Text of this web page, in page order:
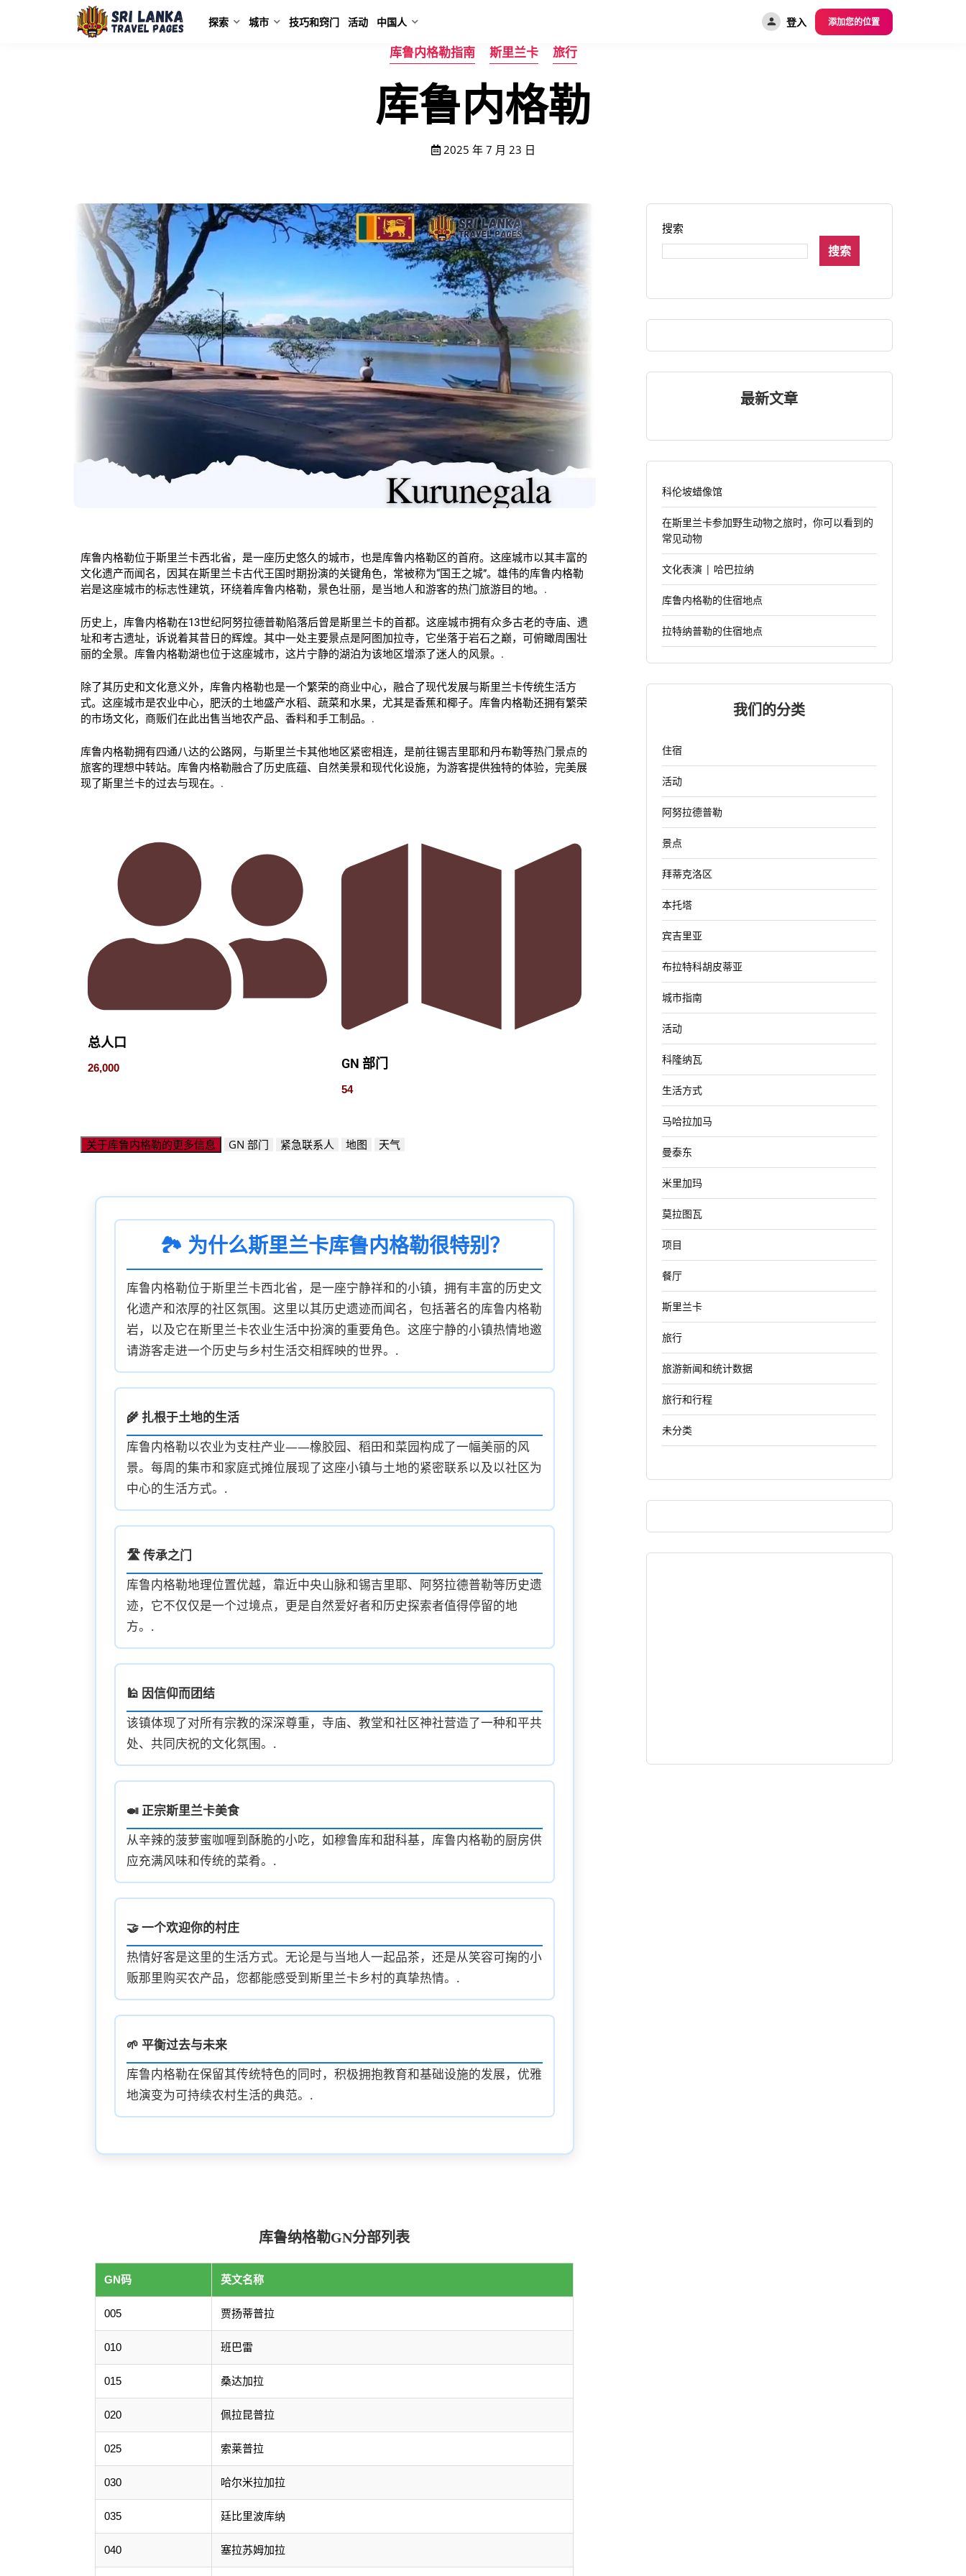
探索 城市 技巧和窍门 活动 中国人 登入 添加您的位置
库鲁内格勒指南 斯里兰卡 旅行
库鲁内格勒
2025 年 7 月 23 日
库鲁内格勒位于斯里兰卡西北省，是一座历史悠久的城市，也是库鲁内格勒区的首府。这座城市以其丰富的
文化遗产而闻名，因其在斯里兰卡古代王国时期扮演的关键角色，常被称为“国王之城”。雄伟的库鲁内格勒
岩是这座城市的标志性建筑，环绕着库鲁内格勒，景色壮丽，是当地人和游客的热门旅游目的地。.
历史上，库鲁内格勒在13世纪阿努拉德普勒陷落后曾是斯里兰卡的首都。这座城市拥有众多古老的寺庙、遗
址和考古遗址，诉说着其昔日的辉煌。其中一处主要景点是阿图加拉寺，它坐落于岩石之巅，可俯瞰周围壮
丽的全景。库鲁内格勒湖也位于这座城市，这片宁静的湖泊为该地区增添了迷人的风景。.
除了其历史和文化意义外，库鲁内格勒也是一个繁荣的商业中心，融合了现代发展与斯里兰卡传统生活方
式。这座城市是农业中心，肥沃的土地盛产水稻、蔬菜和水果，尤其是香蕉和椰子。库鲁内格勒还拥有繁荣
的市场文化，商贩们在此出售当地农产品、香料和手工制品。.
库鲁内格勒拥有四通八达的公路网，与斯里兰卡其他地区紧密相连，是前往锡吉里耶和丹布勒等热门景点的
旅客的理想中转站。库鲁内格勒融合了历史底蕴、自然美景和现代化设施，为游客提供独特的体验，完美展
现了斯里兰卡的过去与现在。.
总人口
26,000 GN 部门
54
关于库鲁内格勒的更多信息 GN 部门 紧急联系人 地图 天气
🏞️ 为什么斯里兰卡库鲁内格勒很特别？
库鲁内格勒位于斯里兰卡西北省，是一座宁静祥和的小镇，拥有丰富的历史文
化遗产和浓厚的社区氛围。这里以其历史遗迹而闻名，包括著名的库鲁内格勒
岩，以及它在斯里兰卡农业生活中扮演的重要角色。这座宁静的小镇热情地邀
请游客走进一个历史与乡村生活交相辉映的世界。.
🌾 扎根于土地的生活
库鲁内格勒以农业为支柱产业——橡胶园、稻田和菜园构成了一幅美丽的风
景。每周的集市和家庭式摊位展现了这座小镇与土地的紧密联系以及以社区为
中心的生活方式。.
🛣️ 传承之门
库鲁内格勒地理位置优越，靠近中央山脉和锡吉里耶、阿努拉德普勒等历史遗
迹，它不仅仅是一个过境点，更是自然爱好者和历史探索者值得停留的地
方。.
🕌 因信仰而团结
该镇体现了对所有宗教的深深尊重，寺庙、教堂和社区神社营造了一种和平共
处、共同庆祝的文化氛围。.
🍛 正宗斯里兰卡美食
从辛辣的菠萝蜜咖喱到酥脆的小吃，如穆鲁库和甜科基，库鲁内格勒的厨房供
应充满风味和传统的菜肴。.
🤝 一个欢迎你的村庄
热情好客是这里的生活方式。无论是与当地人一起品茶，还是从笑容可掬的小
贩那里购买农产品，您都能感受到斯里兰卡乡村的真挚热情。.
🌱 平衡过去与未来
库鲁内格勒在保留其传统特色的同时，积极拥抱教育和基础设施的发展，优雅
地演变为可持续农村生活的典范。.
库鲁纳格勒GN分部列表
GN码 英文名称
005 贾扬蒂普拉
010 班巴雷
015 桑达加拉
020 佩拉昆普拉
025 索莱普拉
030 哈尔米拉加拉
035 廷比里波库纳
040 塞拉苏姆加拉
搜索
搜索
最新文章
科伦坡蜡像馆
在斯里兰卡参加野生动物之旅时，你可以看到的
常见动物
文化表演 | 哈巴拉纳
库鲁内格勒的住宿地点
拉特纳普勒的住宿地点
我们的分类
住宿
活动
阿努拉德普勒
景点
拜蒂克洛区
本托塔
宾吉里亚
布拉特科胡皮蒂亚
城市指南
活动
科隆纳瓦
生活方式
马哈拉加马
曼泰东
米里加玛
莫拉图瓦
项目
餐厅
斯里兰卡
旅行
旅游新闻和统计数据
旅行和行程
未分类